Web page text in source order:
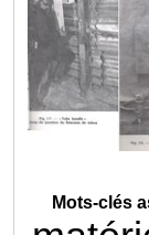
Mots-clés